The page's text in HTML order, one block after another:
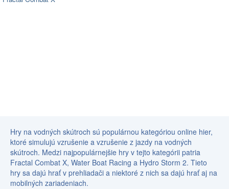
Hry na vodných skútroch sú populárnou kategóriou online hier,
ktoré simulujú vzrušenie a vzrušenie z jazdy na vodných
skútroch. Medzi najpopulárnejšie hry v tejto kategórii patria
Fractal Combat X, Water Boat Racing a Hydro Storm 2. Tieto
hry sa dajú hrať v prehliadači a niektoré z nich sa dajú hrať aj na
mobilných zariadeniach.